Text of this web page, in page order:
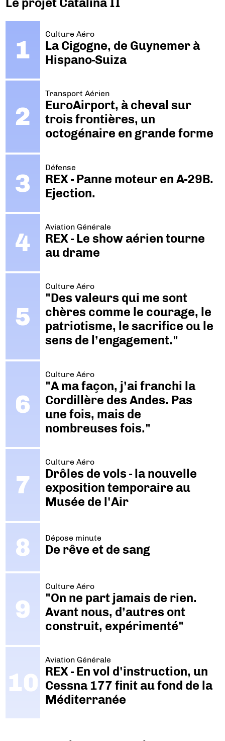
Culture Aéro
La Cigogne, de Guynemer à
Hispano-Suiza
Transport Aérien
EuroAirport, à cheval sur
trois frontières, un
octogénaire en grande forme
Défense
REX - Panne moteur en A-29B.
Ejection.
Aviation Générale
REX - Le show aérien tourne
au drame
Culture Aéro
"Des valeurs qui me sont
chères comme le courage, le
patriotisme, le sacrifice ou le
sens de l’engagement."
Culture Aéro
"A ma façon, j’ai franchi la
Cordillère des Andes. Pas
une fois, mais de
nombreuses fois."
Culture Aéro
Drôles de vols - la nouvelle
exposition temporaire au
Musée de l'Air
Dépose minute
De rêve et de sang
Culture Aéro
"On ne part jamais de rien.
Avant nous, d’autres ont
construit, expérimenté"
Aviation Générale
REX - En vol d'instruction, un
Cessna 177 finit au fond de la
Méditerranée